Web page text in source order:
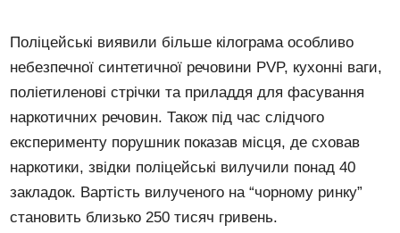
Поліцейські виявили більше кілограма особливо
небезпечної синтетичної речовини PVP, кухонні ваги,
поліетиленові стрічки та приладдя для фасування
наркотичних речовин. Також під час слідчого
експерименту порушник показав місця, де сховав
наркотики, звідки поліцейські вилучили понад 40
закладок. Вартість вилученого на “чорному ринку”
становить близько 250 тисяч гривень.